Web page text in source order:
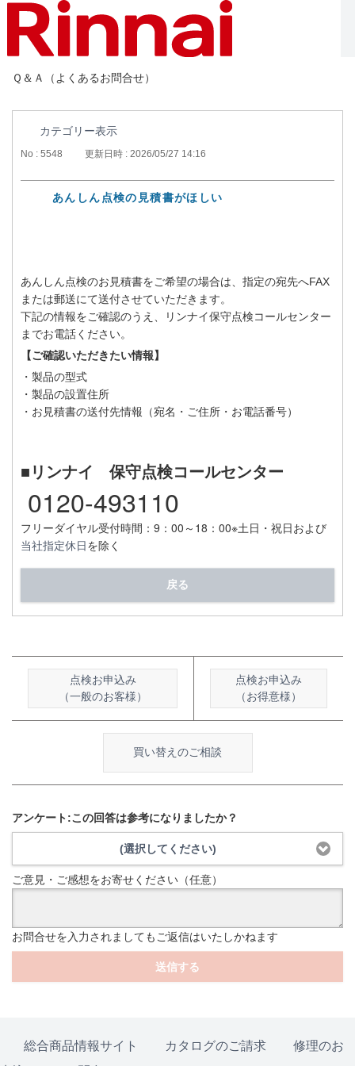
Ｑ＆Ａ（よくあるお問合せ）
カテゴリー表示
No : 5548 更新日時 : 2026/05/27 14:16
あんしん点検の見積書がほしい
あんしん点検のお見積書をご希望の場合は、指定の宛先へFAX
または郵送にて送付させていただきます。
下記の情報をご確認のうえ、リンナイ保守点検コールセンター
までお電話ください。
【ご確認いただきたい情報】
・製品の型式
・製品の設置住所
・お見積書の送付先情報（宛名・ご住所・お電話番号）
■リンナイ 保守点検コールセンター
0120-493110
フリーダイヤル受付時間：9：00～18：00※土日・祝日および
当社指定休日を除く
戻る
点検お申込み
（一般のお客様）
点検お申込み
（お得意様）
買い替えのご相談
アンケート:この回答は参考になりましたか？
(選択してください)
ご意見・ご感想をお寄せください（任意）
お問合せを入力されましてもご返信はいたしかねます
送信する
総合商品情報サイト カタログのご請求
修理のお